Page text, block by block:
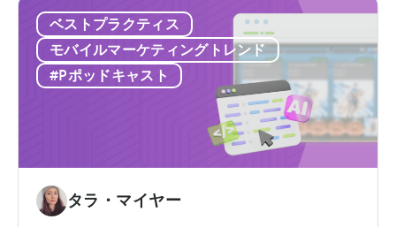
に
つ
い
て
の
モ
バ
イ
市
ベストプラクティス
モバイルマーケティングトレンド
#Pポッドキャスト
タラ・マイヤー